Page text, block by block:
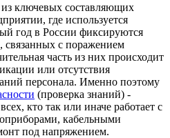
из ключевых составляющих
где используется
год в России фиксируются
связанных с поражением
часть из них происходит
или отсутствия
персонала. Именно поэтому
(проверка знаний) -
кто так или иначе работает с
кабельными
под напряжением.